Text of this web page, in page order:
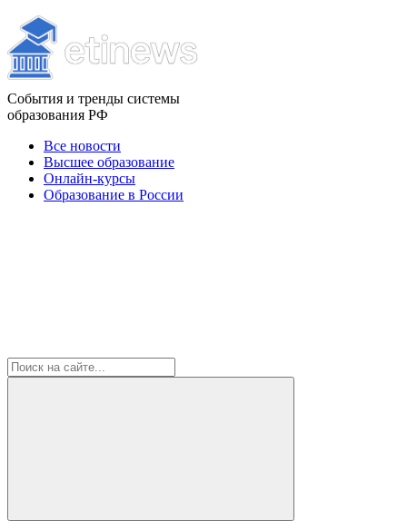
События и тренды системы
образования РФ
Все новости
Высшее образование
Онлайн-курсы
Образование в России